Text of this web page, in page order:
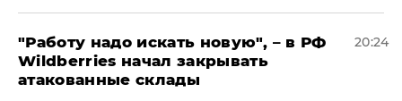
"Работу надо искать новую", – в РФ
Wildberries начал закрывать
атакованные склады
20:24